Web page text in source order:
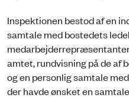
Inspektionen bestod af en
samtale med bostedets
amtet, rundvisning på de af
og en personlig samtale
der havde ønsket en